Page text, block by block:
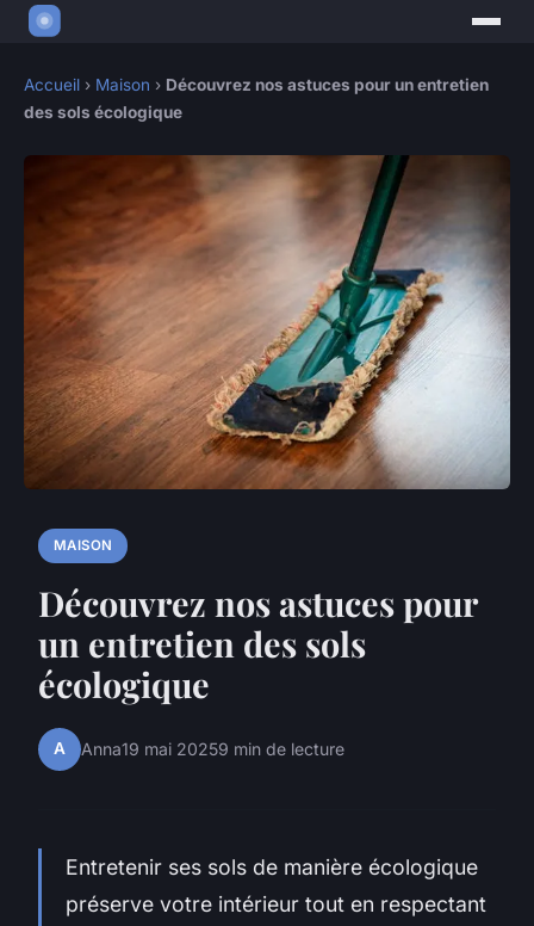
Accueil › Maison › Découvrez nos astuces pour un entretien
des sols écologique
MAISON
Découvrez nos astuces pour
un entretien des sols
écologique
A Anna19 mai 20259 min de lecture
Entretenir ses sols de manière écologique
préserve votre intérieur tout en respectant